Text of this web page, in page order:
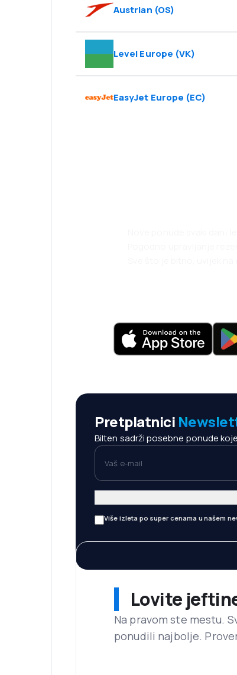
Austrian (OS)
Level Europe (VK)
EasyJet Europe (EC)
Pretplatnici
Bilten sadrži posebne ponude
Vaš e-mail
Više izleta po super cenama u našem
Lovite
Na pravom ste mestu.
ponudili najbolje.